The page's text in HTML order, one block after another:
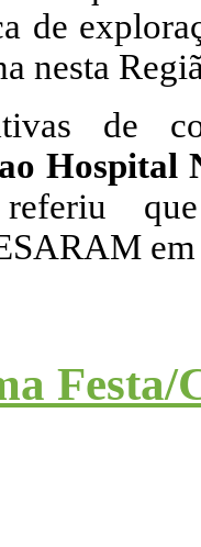
de
nesta
de
Hospital
Festa/